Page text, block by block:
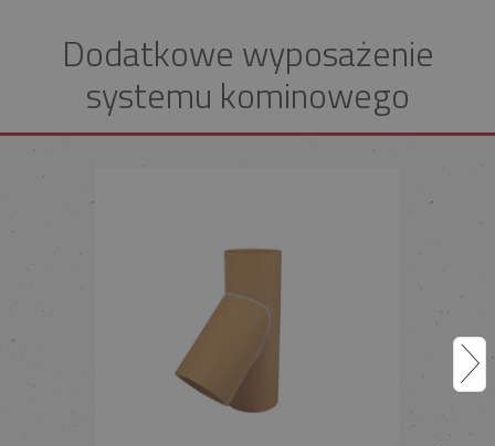
Dodatkowe wyposażenie
systemu kominowego